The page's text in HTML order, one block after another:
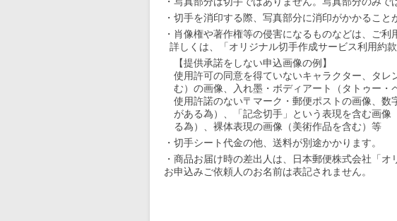
・切手を消印する際、写真部分に消印がかかること
・肖像権や著作権等の侵害になるものなどは、ご利
詳しくは、「オリジナル切手作成サービス利用約
【提供承諾をしない申込画像の例】
使用許可の同意を得ていないキャラクター、タ
む）の画像、入れ墨・ボディアート（タトゥー・
使用許諾のない〒マーク・郵便ポストの画像、
がある為）、「記念切手」という表現を含む画
る為）、裸体表現の画像（美術作品を含む）等
・切手シート代金の他、送料が別途かかります。
・商品お届け時の差出人は、日本郵便株式会社「
お申込みご依頼人のお名前は表記されません。